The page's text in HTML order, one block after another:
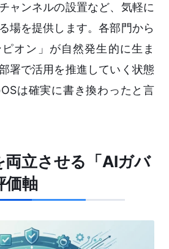
ャンネルの設置など、気軽に
場を提供します。各部門から
オン」が自然発生的に生ま
署で活用を推進していく状態
は確実に書き換わったと言
両立させる「AIガバ
価軸